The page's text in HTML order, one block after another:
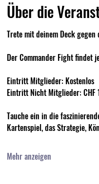
Über die
Trete mit deinem Deck gegen
Der Commander Fight findet
Eintritt Mitglieder: Kostenlos
Eintritt Nicht Mitglieder: CHF
Tauche ein in die
Kartenspiel, das Strategie,
Mehr anzeigen